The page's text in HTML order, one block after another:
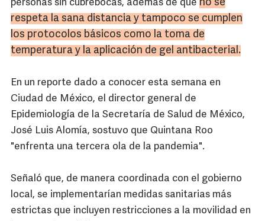
personas sin cubrebocas, además de que no se
respeta la sana distancia y tampoco se cumplen
los protocolos básicos como la toma de
temperatura y la aplicación de gel antibacterial.
En un reporte dado a conocer esta semana en
Ciudad de México, el director general de
Epidemiología de la Secretaría de Salud de México,
José Luis Alomía, sostuvo que Quintana Roo
"enfrenta una tercera ola de la pandemia".
Señaló que, de manera coordinada con el gobierno
local, se implementarían medidas sanitarias más
estrictas que incluyen restricciones a la movilidad en